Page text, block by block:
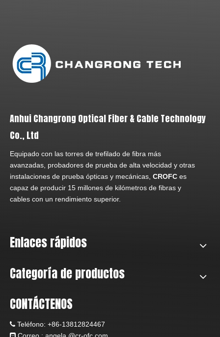
Anhui Changrong Optical Fiber & Cable Technology
Co., Ltd
Equipado con las torres de trefilado de fibra más
avanzadas, probadores de prueba de alta velocidad y otras
instalaciones de prueba ópticas y mecánicas, CROFC es
capaz de producir 15 millones de kilómetros de fibras y
cables con un rendimiento superior.
Enlaces rápidos
Categoría de productos
CONTÁCTENOS
 Teléfono: +86-13812824467
